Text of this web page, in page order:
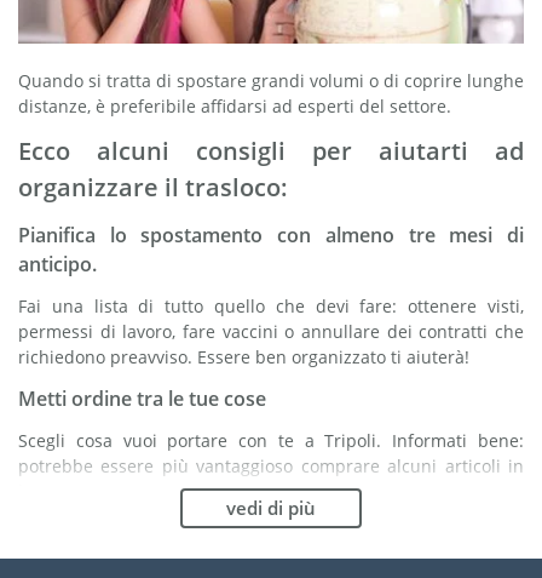
Quando si tratta di spostare grandi volumi o di coprire lunghe
distanze, è preferibile affidarsi ad esperti del settore.
Ecco alcuni consigli per aiutarti ad
organizzare il trasloco:
Pianifica lo spostamento con almeno tre mesi di
anticipo.
Fai una lista di tutto quello che devi fare: ottenere visti,
permessi di lavoro, fare vaccini o annullare dei contratti che
richiedono preavviso. Essere ben organizzato ti aiuterà!
Metti ordine tra le tue cose
Scegli cosa vuoi portare con te a Tripoli. Informati bene:
potrebbe essere più vantaggioso comprare alcuni articoli in
Scegli la compagnia di traslochi più adatta ad
organizzare il tuo trasferimento a Tripoli
vedi di più